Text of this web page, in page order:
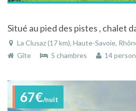
La Clusaz (17 km), Haute-Savoie, Rhône-Alpes,
Gîte
5 chambres 14
67€/nuit